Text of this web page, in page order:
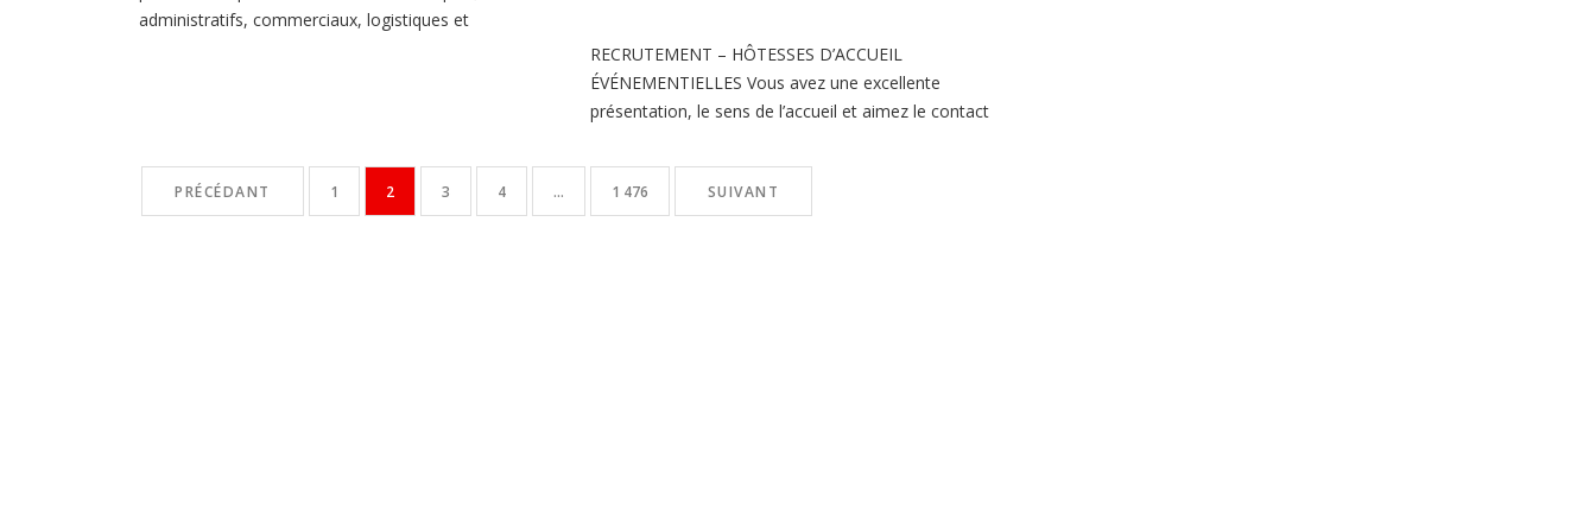
administratifs, commerciaux, logistiques et
Technicien supérieur en génie industriel ou
RECRUTEMENT – HÔTESSES D’ACCUEIL
ÉVÉNEMENTIELLES ​Vous avez une excellente
présentation, le sens de l’accueil et aimez le contact
​Vos principales missions ​
Accueillir et orienter les
voyageurs avec professionnalisme.
PRÉCÉDANT 1 2 3 4 … 1 476 SUIVANT